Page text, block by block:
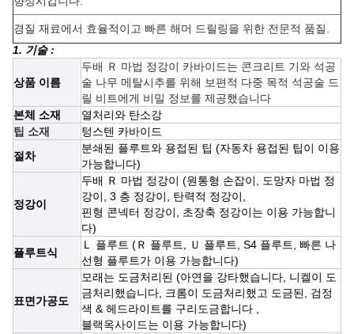
경질 재료에서 효율적이고 빠른 해머 드릴링을 위한 전문적 품질.
1. 기술 :
상품 이름
두배 Ｒ 마법 정강이 카바이드는 콘크리트 기와 석공
술 나무 메탈시추를 위해 보편적 다중 목적 석공술 드
릴 비트에게 비밀 정보를 제공했습니다
본체 소재
열처리와 탄소강
팁 소재
텅스텐 카바이드
절차
분쇄된 플루트와 용접된 팁 (자동차 용접된 팁이 이용
가능합니다)
정강이
두배 Ｒ 마법 정강이 (원통형 손잡이, 도망자 마법 정
강이, 3 층 정강이, 탄력적 정강이,
핀형 콘넥터 정강이, 초장축 정강이는 이용 가능합니
다)
플루트식
Ｌ 플루트 (Ｒ 플루트, Ｕ 플루트, S4 플루트, 빠른 나
선형 플루트가 이용 가능합니다)
표면가공도
모래는 도금처리된 (아연을 강타했습니다, 니켈이 도
금처리했습니다, 크롬이 도금처리했고 도금된, 검정
색 & 헤드라이트를 구리도금합니다 ,
블랙옥사이드는 이용 가능합니다)